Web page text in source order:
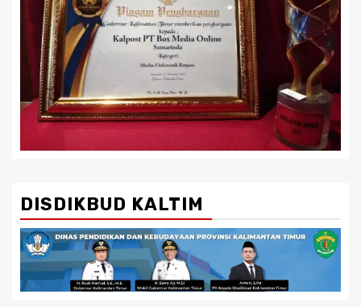
DISDIKBUD KALTIM